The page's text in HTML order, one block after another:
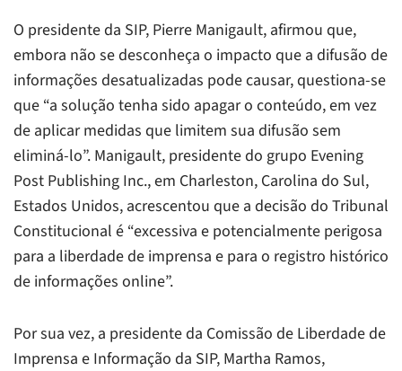
O presidente da SIP, Pierre Manigault, afirmou que,
embora não se desconheça o impacto que a difusão de
informações desatualizadas pode causar, questiona-se
que “a solução tenha sido apagar o conteúdo, em vez
de aplicar medidas que limitem sua difusão sem
eliminá-lo”. Manigault, presidente do grupo Evening
Post Publishing Inc., em Charleston, Carolina do Sul,
Estados Unidos, acrescentou que a decisão do Tribunal
Constitucional é “excessiva e potencialmente perigosa
para a liberdade de imprensa e para o registro histórico
de informações online”.
Por sua vez, a presidente da Comissão de Liberdade de
Imprensa e Informação da SIP, Martha Ramos,